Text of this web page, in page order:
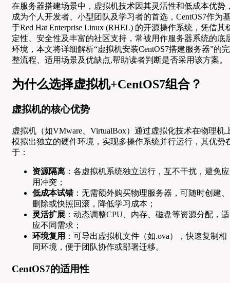
在服务器搭建场景中，虚拟机技术因其灵活性和低成本优势
成为个人开发者、小型团队及学习者的首选，CentOS7作为
于Red Hat Enterprise Linux (RHEL) 的开源操作系统，凭借其
定性、安全性及丰富的社区支持，常被用作服务器系统的底
环境，本文将详细解析“虚拟机安装CentOS7搭建服务器”的完
整流程、适用场景及优缺点,帮助读者判断是否采用该方案。
为什么选择虚拟机+CentOS7组合？
虚拟机的核心优势
虚拟机（如VMware、VirtualBox）通过虚拟化技术在物理机
模拟出独立的硬件环境，实现多操作系统并行运行，其优势
于：
资源隔离 ：各虚拟机系统独立运行，互不干扰，避免应
用冲突；
低成本试错：无需额外购买物理服务器，可随时创建、
删除或快照回滚，降低学习成本；
灵活扩展 ：动态调整CPU、内存、磁盘等资源分配，适
应不同需求；
环境复用 ：可导出虚拟机文件（如.ova），快速复制相
同环境，便于团队协作或部署迁移。
CentOS7的适用性